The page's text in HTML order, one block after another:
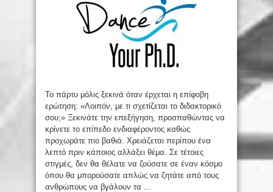
Το πάρτυ μόλις ξεκινά όταν έρχεται η επίφοβη
ερώτηση: «Λοιπόν, με τι σχετίζεται το διδακτορικό
σου;» Ξεκινάτε την επεξήγηση, προσπαθώντας να
κρίνετε το επίπεδο ενδιαφέροντος καθώς
προχωράτε πιο βαθιά. Χρειάζεται περίπου ένα
λεπτό πριν κάποιος αλλάξει θέμα. Σε τέτοιες
στιγμές, δεν θα θέλατε να ζούσατε σε έναν κόσμο
όπου θα μπορούσατε απλώς να ζητάτε από τους
ανθρώπους να βγάλουν τα ...